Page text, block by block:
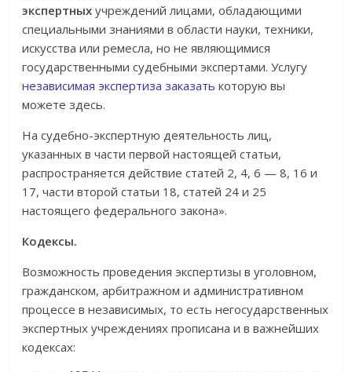
экспертных учреждений лицами, обладающими
специальными знаниями в области науки, техники,
искусства или ремесла, но не являющимися
государственными судебными экспертами. Услугу
независимая экспертиза заказать которую вы
можете здесь.
На судебно-экспертную деятельность лиц,
указанных в части первой настоящей статьи,
распространяется действие статей 2, 4, 6 — 8, 16 и
17, части второй статьи 18, статей 24 и 25
настоящего федерального закона».
Кодексы.
Возможность проведения экспертизы в уголовном,
гражданском, арбитражном и административном
процессе в независимых, то есть негосударственных
экспертных учреждениях прописана и в важнейших
кодексах: